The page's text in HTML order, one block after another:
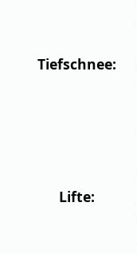
Tiefschnee:
Lifte: